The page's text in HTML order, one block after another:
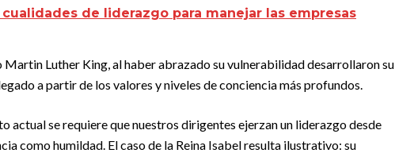
cualidades de liderazgo para manejar las empresas
Luther King, al haber abrazado su vulnerabilidad desarrollaron su
a partir de los valores y niveles de conciencia más profundos.
actual se requiere que nuestros dirigentes ejerzan un liderazgo desde
como humildad. El caso de la Reina Isabel resulta ilustrativo: su